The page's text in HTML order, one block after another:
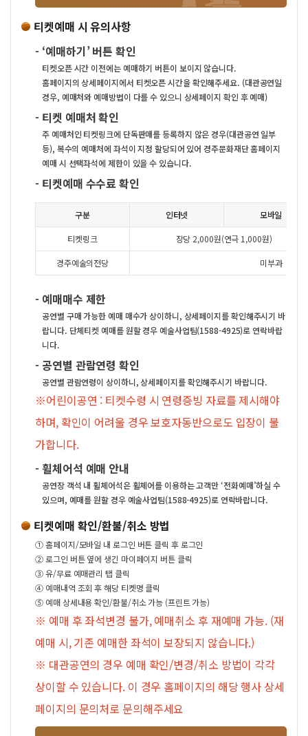
티켓예매 시 유의사항
- ‘예매하기’ 버튼 확인
티켓오픈 시간 이전에는 예매하기 버튼이 보이지 않습니다.
홈페이지의 상세페이지에서 티켓오픈 시간을 확인해주세요. (대관공연일
경우, 예매처와 예매방법이 다를 수 있으니 상세페이지 확인 후 예매)
- 티켓 예매처 확인
주 예매처인 티켓링크에 단독판매를 등록하지 않은 경우(대관공연 일부
등), 복수의 예매처에 좌석이 지정 할당되어 있어 경주문화재단 홈페이지
예매 시 선택좌석에 제한이 있을 수 있습니다.
- 티켓예매 수수료 확인
구분 인터넷 모바일
티켓링크 장당 2,000원(연극 1,000원)
경주예술의전당 미부과
- 예매매수 제한
공연별 구매 가능한 예매 매수가 상이하니, 상세페이지를 확인해주시기 바
랍니다. 단체티켓 예매를 원할 경우 예술사업팀(1588-4925)로 연락바랍
니다.
- 공연별 관람연령 확인
공연별 관람연령이 상이하니, 상세페이지를 확인해주시기 바랍니다.
※어린이공연 : 티켓수령 시 연령증빙 자료를 제시해야
하며, 확인이 어려울 경우 보호자동반으로도 입장이 불
가합니다.
-휠체어석 예매 안내
공연장 객석 내 휠체어석은 휠체어를 이용하는 고객만 ‘전화예매’하실 수
있으며, 예매를 원할 경우 예술사업팀(1588-4925)로 연락바랍니다.
티켓예매 확인/환불/취소 방법
①홈페이지/모바일 내 로그인 버튼 클릭 후 로그인
②로그인 버튼 옆에 생긴 마이페이지 버튼 클릭
③유/무료 예매관리 탭 클릭
④ 예매내역 조회 후 해당 티켓명 클릭
⑤ 예매 상세내용 확인/환불/취소 가능 (프린트 가능)
※ 예매 후 좌석변경 불가, 예매취소 후 재예매 가능. (재
예매 시, 기존 예매한 좌석이 보장되지 않습니다.)
※ 대관공연의 경우 예매 확인/변경/취소 방법이 각각
상이할 수 있습니다. 이 경우 홈페이지의 해당 행사 상세
페이지의 문의처로 문의해주세요